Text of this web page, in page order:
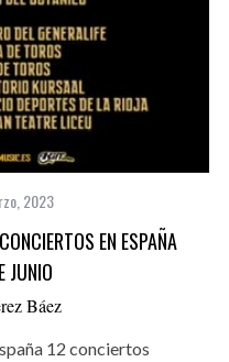
2023
EN ESPAÑA
JUNIO
Báez
12 conciertos